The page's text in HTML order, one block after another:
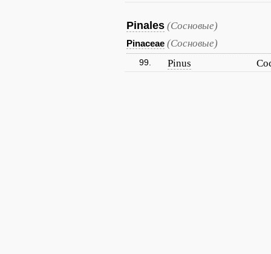
Pinales (Сосновые)
Pinaceae (Сосновые)
99. Pinus